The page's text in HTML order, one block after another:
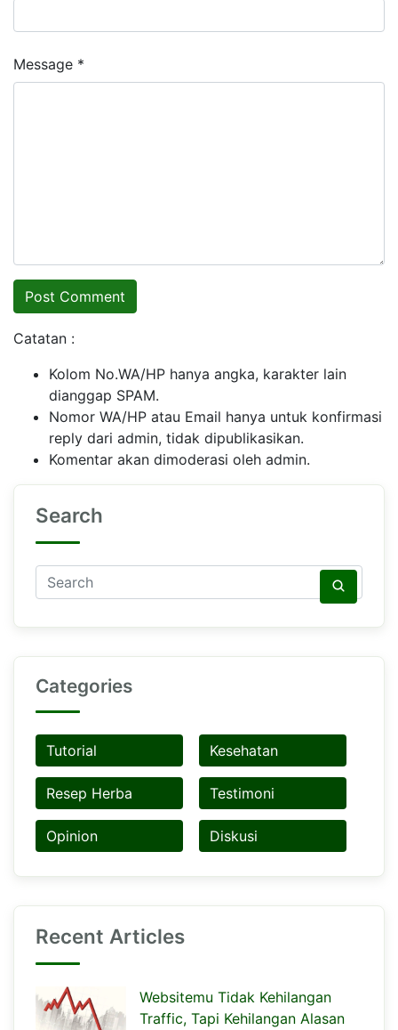
Message *
Catatan :
Kolom No.WA/HP hanya angka, karakter lain
dianggap SPAM.
Nomor WA/HP atau Email hanya untuk konfirmasi
reply dari admin, tidak dipublikasikan.
Komentar akan dimoderasi oleh admin.
Search
Categories
Tutorial Kesehatan
Resep Herba Testimoni
Opinion Diskusi
Recent Articles
Websitemu Tidak Kehilangan
Traffic, Tapi Kehilangan Alasan